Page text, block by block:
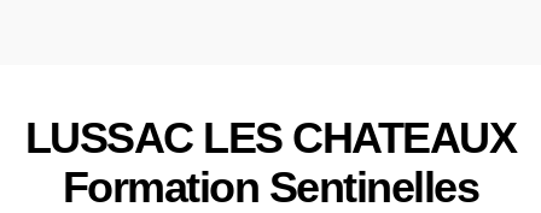
LUSSAC LES CHATEAUX
Formation Sentinelles